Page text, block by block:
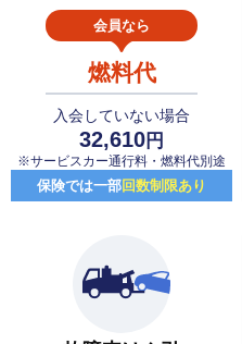
会員なら
燃料代
入会していない場合
32,610円
※サービスカー通行料・燃料代別途
保険では一部回数制限あり